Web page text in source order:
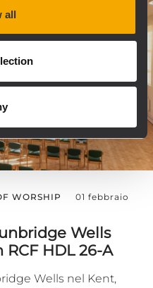
all
WORSHIP
01 febbraio
Wells
HDL 26-A
Wells nel Kent,